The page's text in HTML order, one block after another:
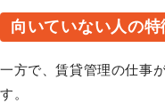
向いていない人の特
一方で、賃貸管理の仕事
す。